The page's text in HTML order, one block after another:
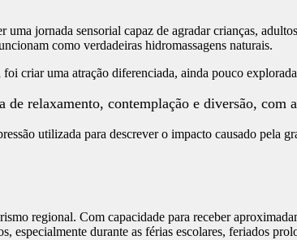
jornada sensorial capaz de agradar crianças,
como verdadeiras hidromassagens naturais.
foi criar uma atração diferenciada, ainda pouco
relaxamento, contemplação e diversão, com
utilizada para descrever o impacto causado pela
regional. Com capacidade para receber
especialmente durante as férias escolares, feriados